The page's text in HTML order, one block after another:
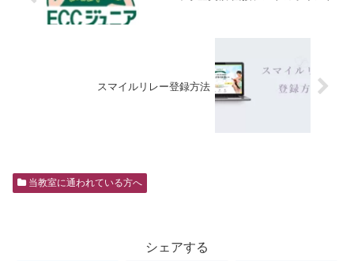
スマイルリレー登録方法
当教室に通われている方へ
シェアする